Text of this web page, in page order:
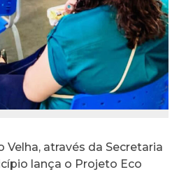
Velha, através da Secretaria
lança o Projeto Eco